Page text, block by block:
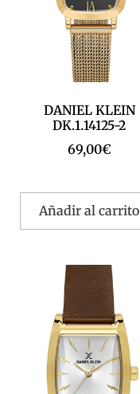
DANIEL KLEIN
DK.1.14125-2
69,00€
Añadir al carrito